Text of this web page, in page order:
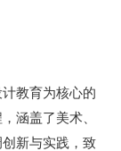
教育为核心的
涵盖了美术、
新与实践，致